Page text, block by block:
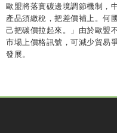
歐盟將落實碳邊境調節機制，
產品須繳稅，把差價補上。何
己把碳價拉起來。」由於歐盟
市場上價格訊號，可減少貿易
發展。